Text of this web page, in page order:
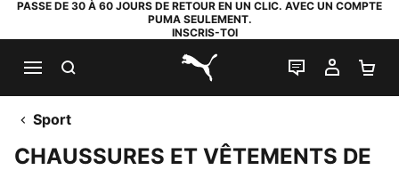
PASSE DE 30 À 60 JOURS DE RETOUR EN UN CLIC. AVEC UN COMPTE
PUMA SEULEMENT.
INSCRIS-TOI
PUMA.com
LIVE CHAT
MON
Sport
CHAUSSURES ET VÊTEMENTS DE